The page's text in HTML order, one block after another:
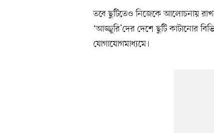
তবে ছুটিতেও নিজেকে আলোচনায়
‘আজ্জুরি’দের দেশে ছুটি কাটানোর
যোগাযোগমাধ্যমে।